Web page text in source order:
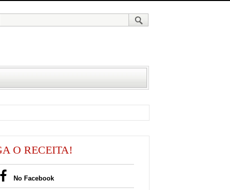
O RECEITA!
No Facebook